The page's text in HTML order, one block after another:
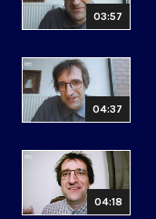
03:57
04:37
04:18